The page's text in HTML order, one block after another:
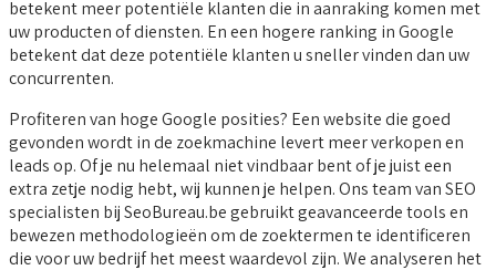
betekent meer potentiële klanten die in aanraking komen met
uw producten of diensten. En een hogere ranking in Google
betekent dat deze potentiële klanten u sneller vinden dan uw
concurrenten.
Profiteren van hoge Google posities? Een website die goed
gevonden wordt in de zoekmachine levert meer verkopen en
leads op. Of je nu helemaal niet vindbaar bent of je juist een
extra zetje nodig hebt, wij kunnen je helpen. Ons team van SEO
specialisten bij SeoBureau.be gebruikt geavanceerde tools en
bewezen methodologieën om de zoektermen te identificeren
die voor uw bedrijf het meest waardevol zijn. We analyseren het